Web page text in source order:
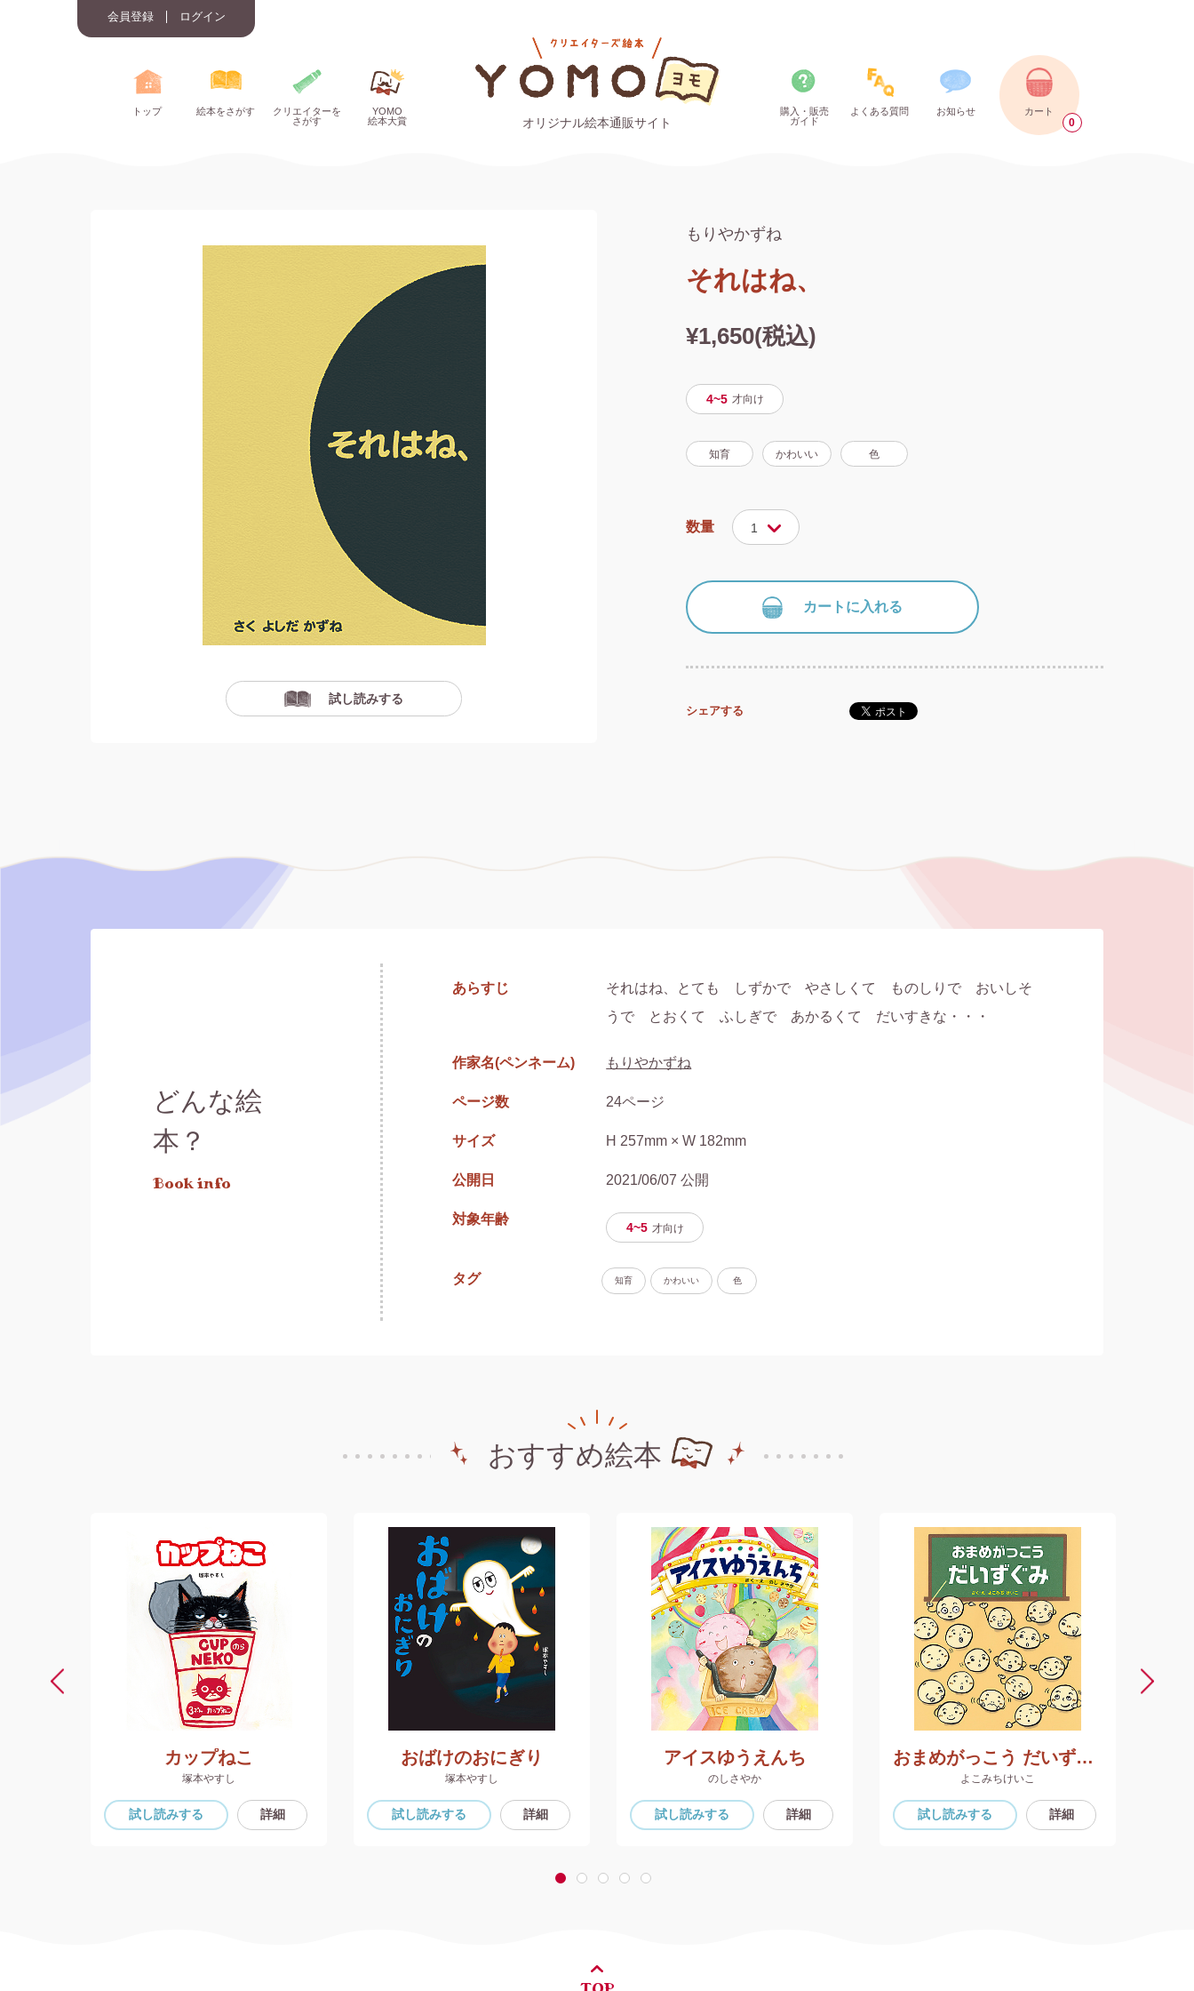
会員登録 ログイン
トップ 絵本をさがす
クリエイターを
さがす
YOMO
絵本大賞
オリジナル絵本通販サイト
購入・販売
ガイド
よくある質問 お知らせ カート
0
試し読みする
もりやかずね
それはね、
¥1,650(税込)
4~5 才向け
知育 かわいい 色
数量 1
カートに入れる
シェアする
どんな絵
本？
Book info
あらすじ
それはね、とても　しずかで　やさしくて　ものしりで　おいしそ
うで　とおくて　ふしぎで　あかるくて　だいすきな・・・
作家名(ペンネーム) もりやかずね
ページ数 24ページ
サイズ H 257mm × W 182mm
公開日 2021/06/07 公開
対象年齢
4~5 才向け
タグ 知育 かわいい 色
おすすめ絵本
カップねこ
塚本やすし
試し読みする 詳細
おばけのおにぎり
塚本やすし
試し読みする 詳細
アイスゆうえんち
のしさやか
試し読みする 詳細
おまめがっこう だいずぐみ
よこみちけいこ
試し読みする 詳細
1 2 3 4 5